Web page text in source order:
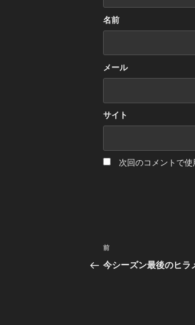
名前
メール
サイト
次回のコメントで
投
稿
前
の
前
今シーズン最後のヒラ